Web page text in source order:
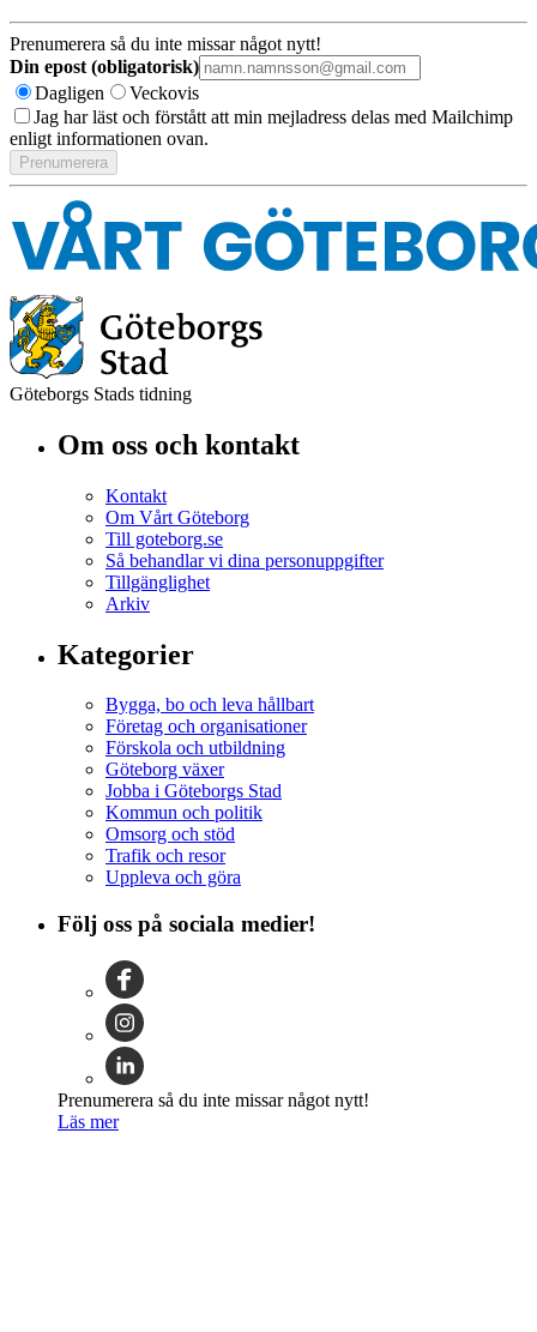
Prenumerera så du inte missar något nytt!
Din epost (obligatorisk)
Dagligen
Veckovis
Jag har läst och förstått att min mejladress delas med Mailchimp
enligt informationen ovan.
Göteborgs Stads tidning
Om oss och kontakt
Kontakt
Om Vårt Göteborg
Till goteborg.se
Så behandlar vi dina personuppgifter
Tillgänglighet
Arkiv
Kategorier
Bygga, bo och leva hållbart
Företag och organisationer
Förskola och utbildning
Göteborg växer
Jobba i Göteborgs Stad
Kommun och politik
Omsorg och stöd
Trafik och resor
Uppleva och göra
Följ oss på sociala medier!
Prenumerera så du inte missar något nytt!
Läs mer